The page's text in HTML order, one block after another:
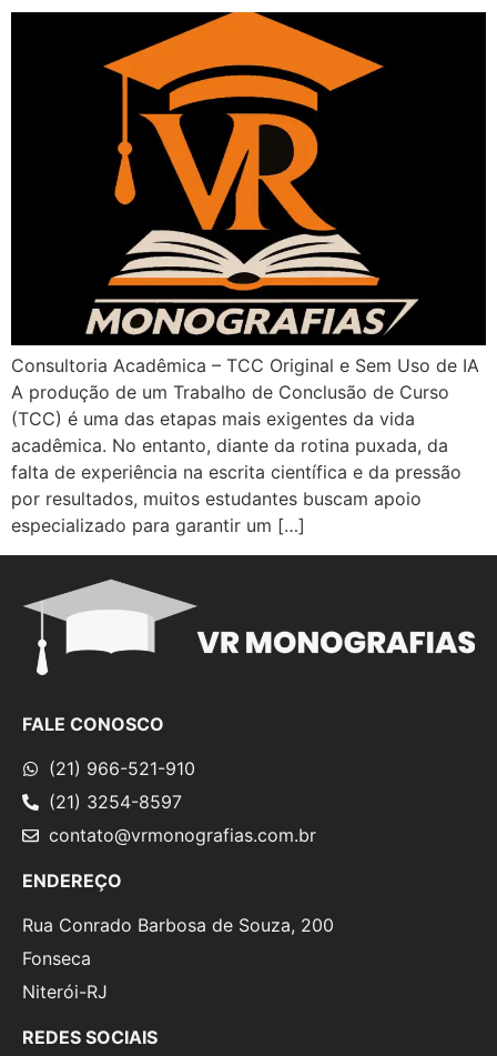
Consultoria Acadêmica – TCC Original e Sem Uso de IA
A produção de um Trabalho de Conclusão de Curso
(TCC) é uma das etapas mais exigentes da vida
acadêmica. No entanto, diante da rotina puxada, da
falta de experiência na escrita científica e da pressão
por resultados, muitos estudantes buscam apoio
especializado para garantir um […]
FALE CONOSCO
(21) 966-521-910
(21) 3254-8597
contato@vrmonografias.com.br
ENDEREÇO
Rua Conrado Barbosa de Souza, 200
Fonseca
Niterói-RJ
REDES SOCIAIS